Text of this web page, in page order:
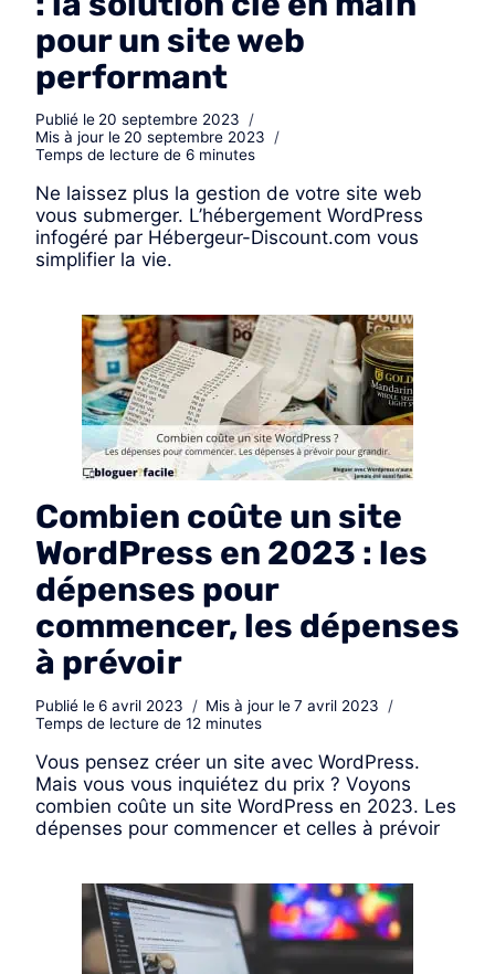
pour un site web
performant
Publié le 20 septembre 2023
Mis à jour le 20 septembre 2023
Temps de lecture de 6 minutes
Ne laissez plus la gestion de votre site web
vous submerger. L’hébergement WordPress
infogéré par Hébergeur-Discount.com vous
simplifier la vie.
Combien coûte un site
WordPress en 2023 : les
dépenses pour
commencer, les dépenses
à prévoir
Publié le6 avril 2023 Mis à jour le 7 avril 2023
Temps de lecture de 12 minutes
Vous pensez créer un site avec WordPress.
Mais vous vous inquiétez du prix ? Voyons
combien coûte un site WordPress en 2023. Les
dépenses pour commencer et celles à prévoir